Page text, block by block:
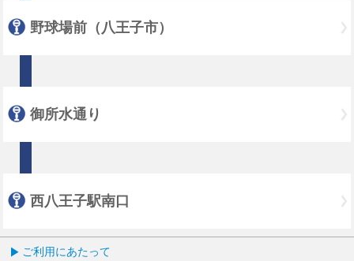
野球場前（八王子市）
御所水通り
西八王子駅南口
ご利用にあたって